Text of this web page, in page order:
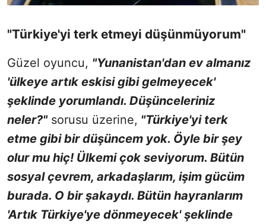
"Türkiye'yi terk etmeyi düşünmüyorum"
Güzel oyuncu, "Yunanistan'dan ev almanız
'ülkeye artık eskisi gibi gelmeyecek'
şeklinde yorumlandı. Düşünceleriniz
neler?"sorusu üzerine, "Türkiye'yi terk
etme gibi bir düşüncem yok. Öyle bir şey
olur mu hiç! Ülkemi çok seviyorum. Bütün
sosyal çevrem, arkadaşlarım, işim gücüm
burada. O bir şakaydı. Bütün hayranlarım
'Artık Türkiye'ye dönmeyecek' şeklinde